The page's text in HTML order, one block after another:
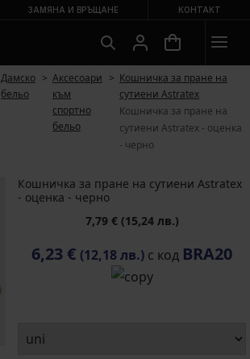
ЗАМЯНА И ВРЪЩАНЕ КОНТАКТ
Дамско
бельо
Аксесоари
към
спортно
бельо
Кошничка за пране на
сутиени Astratex
Кошничка за пране на
сутиени Astratex - oценка
- черно
Кошничка за пране на сутиени Astratex
- oценка - черно
7,79 € (15,24 лв.)
6,23 € (12,18 лв.) с код BRA20